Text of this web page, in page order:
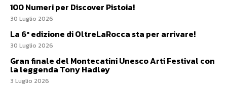
100 Numeri per Discover Pistoia!
30 Luglio 2026
La 6ª edizione di OltreLaRocca sta per arrivare!
30 Luglio 2026
Gran finale del Montecatini Unesco Arti Festival con
la leggenda Tony Hadley
3 Luglio 2026